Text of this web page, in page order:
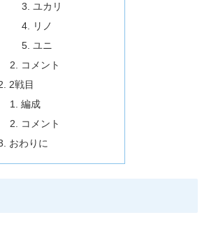
ユカリ
リノ
ユニ
コメント
2戦目
編成
コメント
おわりに